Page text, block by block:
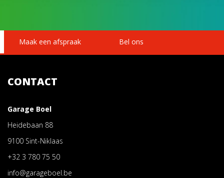
Maak een afspraak Bel ons
CONTACT
Garage Boel
Heidebaan 88
9100 Sint-Niklaas
+32 3 780 75 50
info@garageboel.be